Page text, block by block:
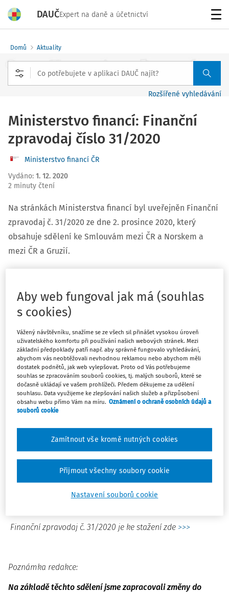
DAUČExpert na daně a účetnictví
Domů Aktuality
Rozšířené vyhledávání
Ministerstvo financí: Finanční
zpravodaj číslo 31/2020
Ministerstvo financí ČR
Vydáno: 1. 12. 2020
2 minuty čtení
Na stránkách Ministerstva financí byl uveřejněn Finanční
zpravodaj č. 31/2020 ze dne 2. prosince 2020, který
obsahuje sdělení ke Smlouvám mezi ČR a Norskem a
mezi ČR a Gruzií.
Finanční zpravodaj č. 31/2020obsahuje:
40. Sdělení ke Smlouvě mezi vládou České republiky a
vládou Norského království o zamezení dvojímu
zdaněnía zabránění daňovému úniku v oboru daní z
příjmu v návaznosti na Mnohostrannou úmluvu o
implementaci opatření k boji proti snižování daňového
základu a přesouvání zisků ve vztahu k daňovým
smlouvám
Sdělení ke Smlouvě mezi vládou České republiky a
orgánem výkonné moci Gruzie o zamezení dvojímu
zdaněnía zabránění daňovému úniku v oboru daní z
příjmu a z majetku v návaznosti na Mnohostrannou
úmluvu o implementaci opatření k boji proti snižování
daňového základu a přesouvání zisků ve vztahu k
Finanční zpravodaj č. 31/2020 je ke stažení zde >>>
Poznámka redakce:
Na základě těchto sdělení jsme zapracovali změny do
Aby web fungoval jak má (souhlas
s cookies)
Vážený návštěvníku, snažíme se ze všech sil přinášet vysokou úroveň
uživatelského komfortu při používání našich webových stránek. Mezi
základní předpoklady patří např. aby správně fungovalo vyhledávání,
abychom vás neobtěžovali nevhodnou reklamou nebo abychom měli
dostatek podnětů, jak web vylepšovat. Proto od Vás potřebujeme
souhlas se zpracováním souborů cookies, tj. malých souborů, které se
dočasně ukládají ve vašem prohlížeči. Předem děkujeme za udělení
souhlasu. Data využijeme ke zlepšování našich služeb a přizpůsobení
obsahu webu přímo Vám na míru. Oznámení o ochraně osobních údajů a
souborů cookie
Nastavení souborů cookie
Zamítnout vše kromě nutných cookies
Přijmout všechny soubory cookie